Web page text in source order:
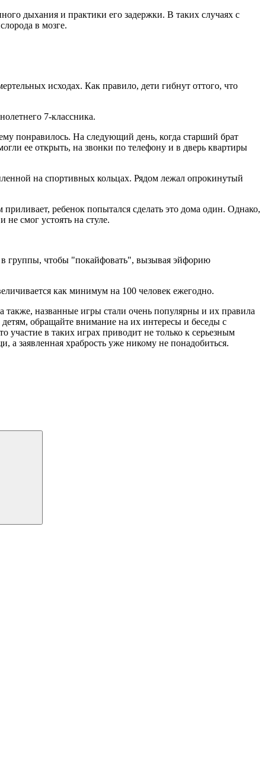
дыхания и практики его задержки. В таких случаях с
в мозге.
исходах. Как правило, дети гибнут оттого, что
7-классника.
понравилось. На следующий день, когда старший брат
ее открыть, на звонки по телефону и в дверь квартиры
на спортивных кольцах. Рядом лежал опрокинутый
ребенок попытался сделать это дома один. Однако,
смог устоять на стуле.
в группы, чтобы "покайфовать", вызывая эйфорию
как минимум на 100 человек ежегодно.
названные игры стали очень популярны и их правила
обращайте внимание на их интересы и беседы с
участие в таких играх приводит не только к серьезным
а заявленная храбрость уже никому не понадобиться.